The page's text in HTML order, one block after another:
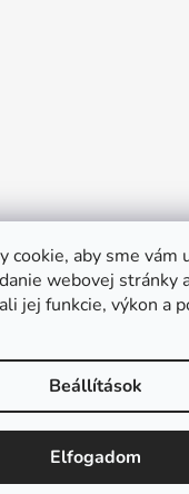
cookie, aby sme vám
webovej stránky
jej funkcie, výkon a
Beállítások
Elfogadom
24-én kezdődő héten
Köszönjük megértésüket.
minket az Instagramon
Shoptet készítette
Antal shoes.